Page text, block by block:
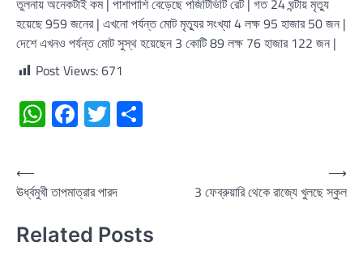
তুলনায় অনেকটাই কম | পাশাপাশি বেড়েছে পজিটিভিটি রেট | গত 24 ঘন্টায় মৃত্যু
হয়েছে 959 জনের | এখনো পর্যন্ত মোট মৃত্যুর সংখ্যা 4 লক্ষ 95 হাজার 50 জন |
দেশে এখনও পর্যন্ত মোট সুস্থ হয়েছেন 3 কোটি 89 লক্ষ 76 হাজার 122 জন |
Post Views:671
WhatsApp
Facebook
Twitter
Post
navigation
⟵
ঊর্ধ্বমুখী তাপমাত্রার পারদ
3 ফেব্রুয়ারি থেকে রাজ্যে খুলছে স্কুল
⟶
Related Posts